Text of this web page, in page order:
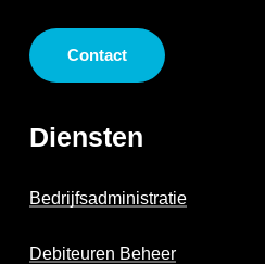
Contact
Diensten
Bedrijfsadministratie
Debiteuren Beheer